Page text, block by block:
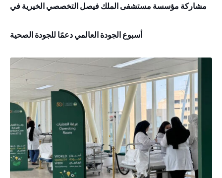
مشاركة مؤسسة مستشفى الملك فيصل التخصصي الخيرية في
أسبوع الجودة العالمي دعمًا للجودة الصحية